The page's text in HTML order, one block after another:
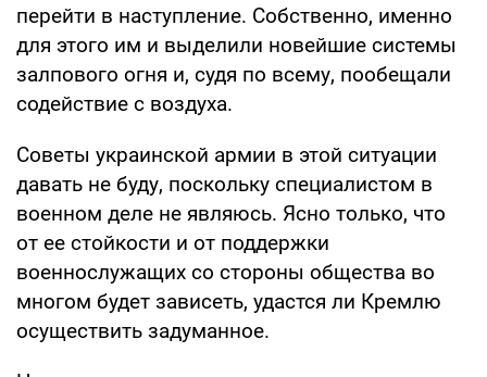
перейти в наступление. Собственно, именно
для этого им и выделили новейшие системы
залпового огня и, судя по всему, пообещали
содействие с воздуха.
Советы украинской армии в этой ситуации
давать не буду, поскольку специалистом в
военном деле не являюсь. Ясно только, что
от ее стойкости и от поддержки
военнослужащих со стороны общества во
многом будет зависеть, удастся ли Кремлю
осуществить задуманное.